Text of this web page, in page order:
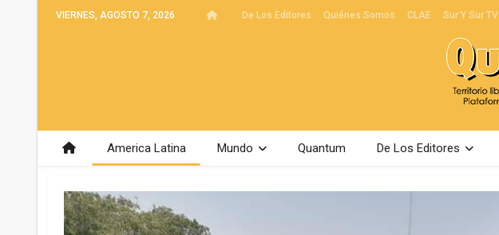
VIERNES, AGOSTO 7, 2026 De Los Editores Quiénes Somos CLAE Sur Y Sur TV
America Latina Mundo Quantum De Los Editores